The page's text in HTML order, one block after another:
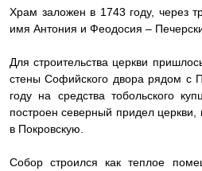
Храм заложен в 1743 году, через
имя Антония и Феодосия –
Для строительства церкви
стены Софийского двора рядом с
году на средства тобольского
построен северный придел
в Покровскую.
Собор строился как теплое